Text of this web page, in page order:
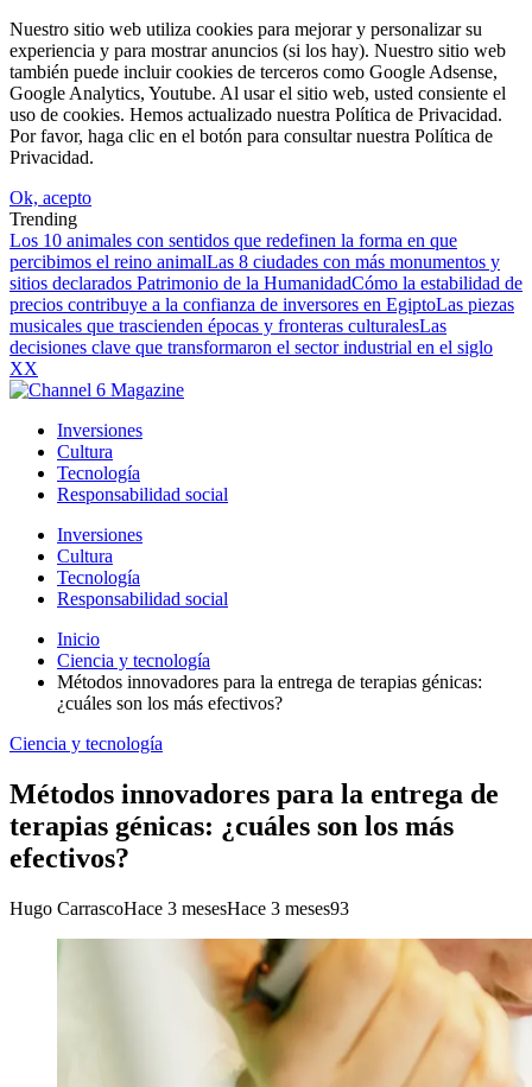
Nuestro sitio web utiliza cookies para mejorar y personalizar su
experiencia y para mostrar anuncios (si los hay). Nuestro sitio web
también puede incluir cookies de terceros como Google Adsense,
Google Analytics, Youtube. Al usar el sitio web, usted consiente el
uso de cookies. Hemos actualizado nuestra Política de Privacidad.
Por favor, haga clic en el botón para consultar nuestra Política de
Privacidad.
Ok, acepto
Trending
Los 10 animales con sentidos que redefinen la forma en que
percibimos el reino animalLas 8 ciudades con más monumentos y
sitios declarados Patrimonio de la HumanidadCómo la estabilidad de
precios contribuye a la confianza de inversores en EgiptoLas piezas
musicales que trascienden épocas y fronteras culturalesLas
decisiones clave que transformaron el sector industrial en el siglo
XX
Inversiones
Cultura
Tecnología
Responsabilidad social
Inversiones
Cultura
Tecnología
Responsabilidad social
Inicio
Ciencia y tecnología
Métodos innovadores para la entrega de terapias génicas:
¿cuáles son los más efectivos?
Ciencia y tecnología
Métodos innovadores para la entrega de
terapias génicas: ¿cuáles son los más
efectivos?
Hugo CarrascoHace 3 mesesHace 3 meses93